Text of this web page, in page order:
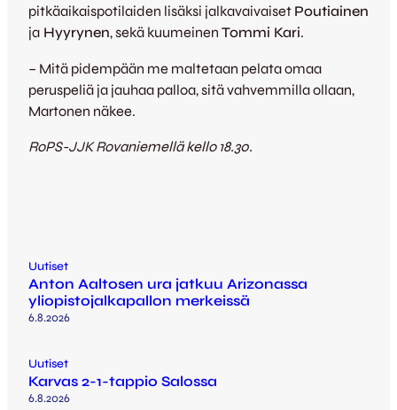
pitkäaikaispotilaiden lisäksi jalkavaivaiset Poutiainen
ja Hyyrynen, sekä kuumeinen Tommi Kari.
– Mitä pidempään me maltetaan pelata omaa
peruspeliä ja jauhaa palloa, sitä vahvemmilla ollaan,
Martonen näkee.
RoPS-JJK Rovaniemellä kello 18.30.
Uutiset
Anton Aaltosen ura jatkuu Arizonassa
yliopistojalkapallon merkeissä
6.8.2026
Uutiset
Karvas 2-1-tappio Salossa
6.8.2026